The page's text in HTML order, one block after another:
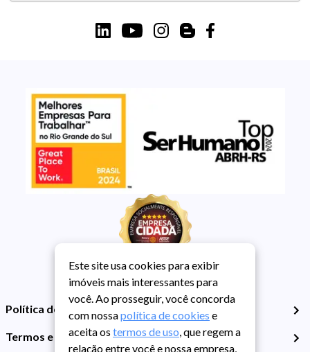
Política de Privacidade
Termos e Condições de Uso
Este site usa cookies para exibir
imóveis mais interessantes para
você. Ao prosseguir, você concorda
com nossapolítica de cookies e
aceita os termos de uso, que regem a
relação entre você e nossa empresa,